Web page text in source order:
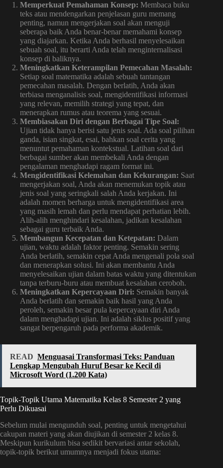
Memperkuat Pemahaman Konsep: Membaca buku
teks atau mendengarkan penjelasan guru memang
penting, namun mengerjakan soal akan menguji
seberapa baik Anda benar-benar memahami konsep
yang diajarkan. Ketika Anda berhasil menyelesaikan
sebuah soal, itu berarti Anda telah menginternalisasi
konsep di baliknya.
Meningkatkan Keterampilan Pemecahan Masalah:
Setiap soal matematika adalah sebuah tantangan
pemecahan masalah. Dengan berlatih, Anda akan
terbiasa menganalisis soal, mengidentifikasi informasi
yang relevan, memilih strategi yang tepat, dan
menerapkan rumus atau teorema yang sesuai.
Membiasakan Diri dengan Berbagai Tipe Soal:
Ujian tidak hanya berisi satu jenis soal. Ada soal pilihan
ganda, isian singkat, esai, bahkan soal cerita yang
menuntut pemahaman kontekstual. Latihan soal dari
berbagai sumber akan membekali Anda dengan
pengalaman menghadapi ragam format ini.
Mengidentifikasi Kelemahan dan Kekurangan: Saat
mengerjakan soal, Anda akan menemukan topik atau
jenis soal yang seringkali salah Anda kerjakan. Ini
adalah momen berharga untuk mengidentifikasi area
yang masih lemah dan perlu mendapat perhatian lebih.
Alih-alih menghindari kesalahan, jadikan kesalahan
sebagai guru terbaik Anda.
Membangun Kecepatan dan Ketepatan: Dalam
ujian, waktu adalah faktor penting. Semakin sering
Anda berlatih, semakin cepat Anda mengenali pola soal
dan menerapkan solusi. Ini akan membantu Anda
menyelesaikan ujian dalam batas waktu yang ditentukan
tanpa terburu-buru atau membuat kesalahan ceroboh.
Meningkatkan Kepercayaan Diri: Semakin banyak
Anda berlatih dan semakin baik hasil yang Anda
peroleh, semakin besar pula kepercayaan diri Anda
dalam menghadapi ujian. Ini adalah siklus positif yang
sangat berpengaruh pada performa akademik.
READ Menguasai Transformasi Teks: Panduan
Lengkap Mengubah Huruf Besar ke Kecil di
Microsoft Word (1.200 Kata)
Topik-Topik Utama Matematika Kelas 8 Semester 2 yang
Perlu Dikuasai
Sebelum mulai mengunduh soal, penting untuk mengetahui
cakupan materi yang akan diujikan di semester 2 kelas 8.
Meskipun kurikulum bisa sedikit bervariasi antar sekolah,
topik-topik berikut umumnya menjadi fokus utama: